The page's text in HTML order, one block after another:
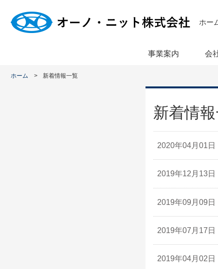
事業案内 会
ホー
ホーム 新着情報一覧
新着情
2020年04月01日
2019年12月13日
2019年09月09日
2019年07月17日
2019年04月02日